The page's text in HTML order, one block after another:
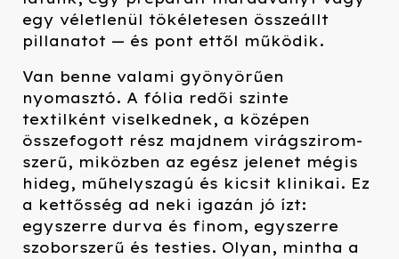
egy véletlenül tökéletesen összeállt
pillanatot — és pont ettől működik.
Van benne valami gyönyörűen
nyomasztó. A fólia redői szinte
textilként viselkednek, a középen
összefogott rész majdnem virágszirom-
szerű, miközben az egész jelenet mégis
hideg, műhelyszagú és kicsit klinikai. Ez
a kettősség ad neki igazán jó ízt:
egyszerre durva és finom, egyszerre
szoborszerű és testies. Olyan, mintha a